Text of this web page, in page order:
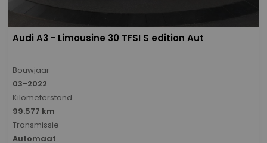
Audi A3 - Limousine 30 TFSI S edition Aut
Bouwjaar
03-2022
Kilometerstand
99.577 km
Transmissie
Automaat